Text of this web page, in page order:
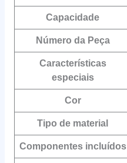
Capacidade
Número da Peça
Características
especiais
Cor
Tipo de material
Componentes incluídos